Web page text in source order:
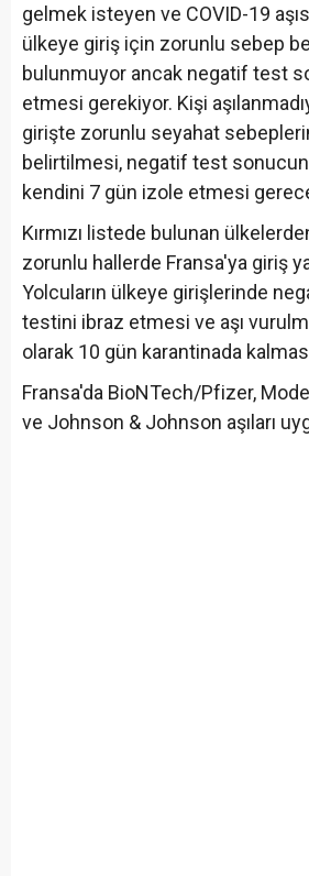
gelmek isteyen ve COVID-19
ülkeye giriş için zorunlu sebep
bulunmuyor ancak negatif test
etmesi gerekiyor. Kişi
girişte zorunlu seyahat
belirtilmesi, negatif test
kendini 7 gün izole etmesi
Kırmızı listede bulunan
zorunlu hallerde Fransa'ya giriş
Yolcuların ülkeye girişlerinde
testini ibraz etmesi ve aşı
olarak 10 gün karantinada
Fransa'da BioNTech/Pfizer,
ve Johnson & Johnson aşıları